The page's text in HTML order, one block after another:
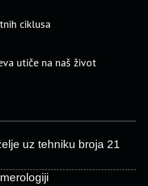
ciklusa
utiče na naš život
uz tehniku broja 21